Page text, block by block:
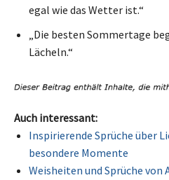
egal wie das Wetter ist.“
„Die besten Sommertage
Lächeln.“
Auch interessant:
Inspirierende Sprüche über
besondere Momente
Weisheiten und Sprüche von